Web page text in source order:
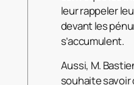
leur rappeler
devant les
s’accumulent.
Aussi, M.
souhaite savoir